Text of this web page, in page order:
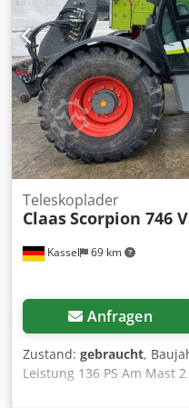
Kassel 69 km
Teleskoplader
ClaasScorpion 746
Anfragen
Zustand: gebraucht,
Leistung 136 PS Am Mast